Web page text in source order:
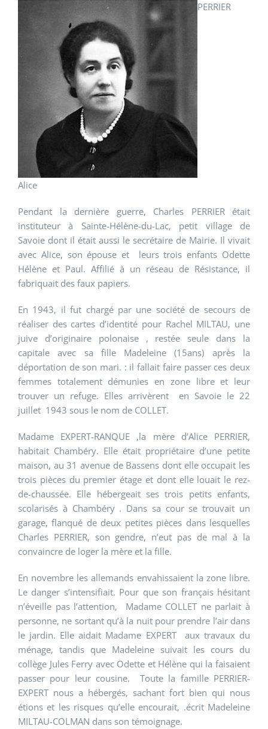
PERRIER
Alice
Pendant la dernière guerre, Charles PERRIER était
instituteur à Sainte-Hélène-du-Lac, petit village de
Savoie dont il était aussi le secrétaire de Mairie. Il vivait
avec Alice, son épouse et leurs trois enfants Odette
Hélène et Paul. Affilié à un réseau de Résistance, il
fabriquait des faux papiers.
En 1943, il fut chargé par une société de secours de
réaliser des cartes d’identité pour Rachel MILTAU, une
juive d’originaire polonaise , restée seule dans la
capitale avec sa fille Madeleine (15ans) après la
déportation de son mari. : il fallait faire passer ces deux
femmes totalement démunies en zone libre et leur
trouver un refuge. Elles arrivèrent en Savoie le 22
juillet 1943 sous le nom de COLLET.
Madame EXPERT-RANQUE ,la mère d’Alice PERRIER,
habitait Chambéry. Elle était propriétaire d’une petite
maison, au 31 avenue de Bassens dont elle occupait les
trois pièces du premier étage et dont elle louait le rez-
de-chaussée. Elle hébergeait ses trois petits enfants,
scolarisés à Chambéry . Dans sa cour se trouvait un
garage, flanqué de deux petites pièces dans lesquelles
Charles PERRIER, son gendre, n’eut pas de mal à la
convaincre de loger la mère et la fille.
En novembre les allemands envahissaient la zone libre.
Le danger s’intensifiait. Pour que son français hésitant
n’éveille pas l’attention, Madame COLLET ne parlait à
personne, ne sortant qu’à la nuit pour prendre l’air dans
le jardin. Elle aidait Madame EXPERT aux travaux du
ménage, tandis que Madeleine suivait les cours du
collège Jules Ferry avec Odette et Hélène qui la faisaient
passer pour leur cousine. Toute la famille PERRIER-
EXPERT nous a hébergés, sachant fort bien qui nous
étions et les risques qu’elle encourait, .écrit Madeleine
MILTAU-COLMAN dans son témoignage.